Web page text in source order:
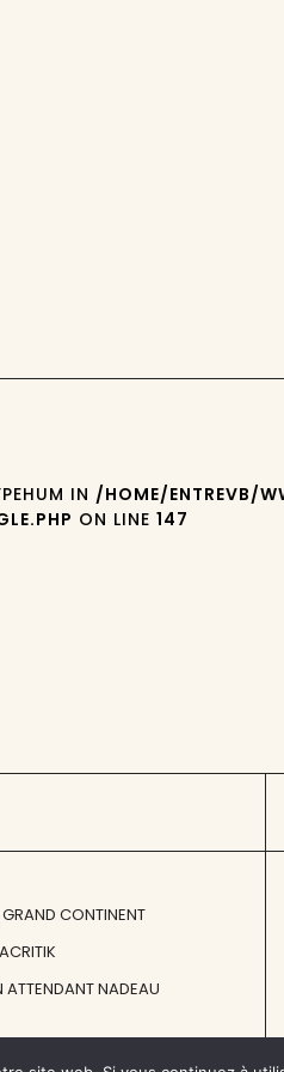
IN /HOME/ENTREVB/
ON LINE147
GRAND CONTINENT
ATTENDANT NADEAU